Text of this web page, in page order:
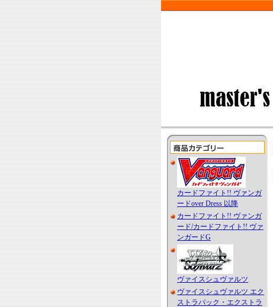
カードファイト!! ヴァンガ
ードover Dress 以降
カードファイト!! ヴァンガ
ード/カードファイト!! ヴァ
ンガードG
ヴァイスシュヴァルツ
ヴァイスシュヴァルツ エク
ストラパック・エクストラ